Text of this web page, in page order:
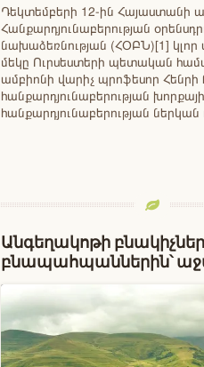
Դեկտեմբերի 12-ին Հայաստանի
Հանքարդյունաբերության
նախաձեռնության (ՀՕԲՆ)[1]
մեկը Ուրսեստերի պետական
ամբիոնի վարիչ պրոֆեսոր Հենրի
հանքարդյունաբերության
հանքարդյունաբերության
Անգեղակոթի
բնապահպաններին՝